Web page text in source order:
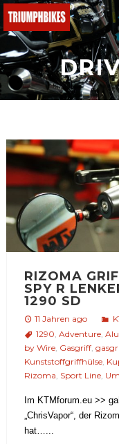
BMW
Ducati
Triumph
Yamaha
Fantic
Malaguti
Honda
e-bikes
Suchen
RIZOMA
SPY R
1290 SD
11 Jahren ago
1290, Adventure, Alu
by Wire, Gasgriff,
Kunststoffgriffhülse,
Rizoma, Sport Line,
Im KTMforum.eu >>
„ChrisVapor“, der
hat…...